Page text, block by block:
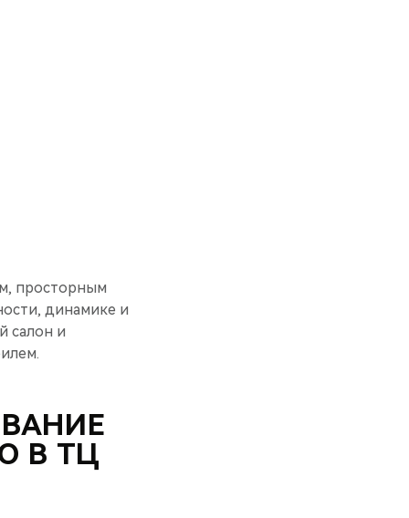
просторным
динамике и
салон и
В ТЦ